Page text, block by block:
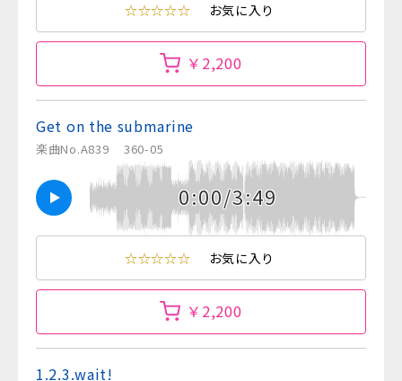
☆☆☆☆☆ お気に入り
￥2,200
Get on the submarine
楽曲No.A839 360-05
0:00/3:49
☆☆☆☆☆ お気に入り
￥2,200
1.2.3.wait!